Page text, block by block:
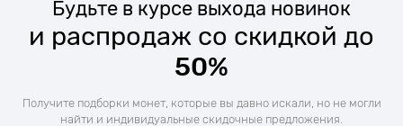
Будьте в курсе выхода новинок
и распродаж со скидкой до
50%
Получите подборки монет, которые вы давно искали, но не могли
найти и индивидуальные скидочные предложения.